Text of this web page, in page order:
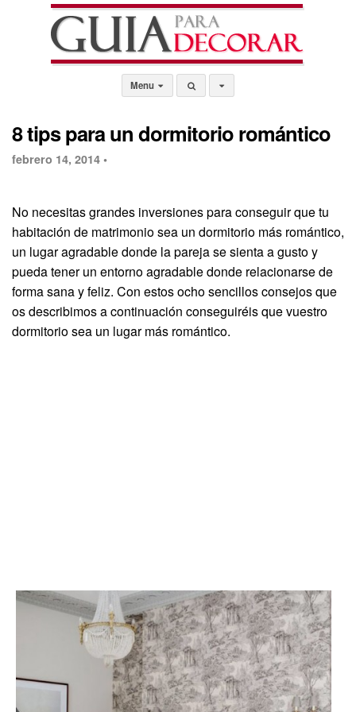
Menu
8 tips para un dormitorio romántico
febrero 14, 2014 •
No necesitas grandes inversiones para conseguir que tu
habitación de matrimonio sea un dormitorio más romántico,
un lugar agradable donde la pareja se sienta a gusto y
pueda tener un entorno agradable donde relacionarse de
forma sana y feliz. Con estos ocho sencillos consejos que
os describimos a continuación conseguiréis que vuestro
dormitorio sea un lugar más romántico.